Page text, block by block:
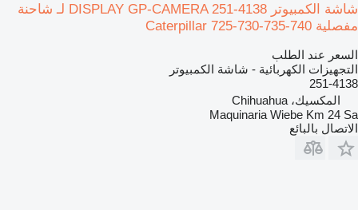
شاشة الكمبيوتر DISPLAY GP-CAMERA 251-4138 لـ شاحنة
مفصلية Caterpillar 725-730-735-740
السعر عند الطلب
التجهيزات الكهربائية - شاشة الكمبيوتر
251-4138
المكسيك، Chihuahua
Maquinaria Wiebe Km 24 Sa
الاتصال بالبائع